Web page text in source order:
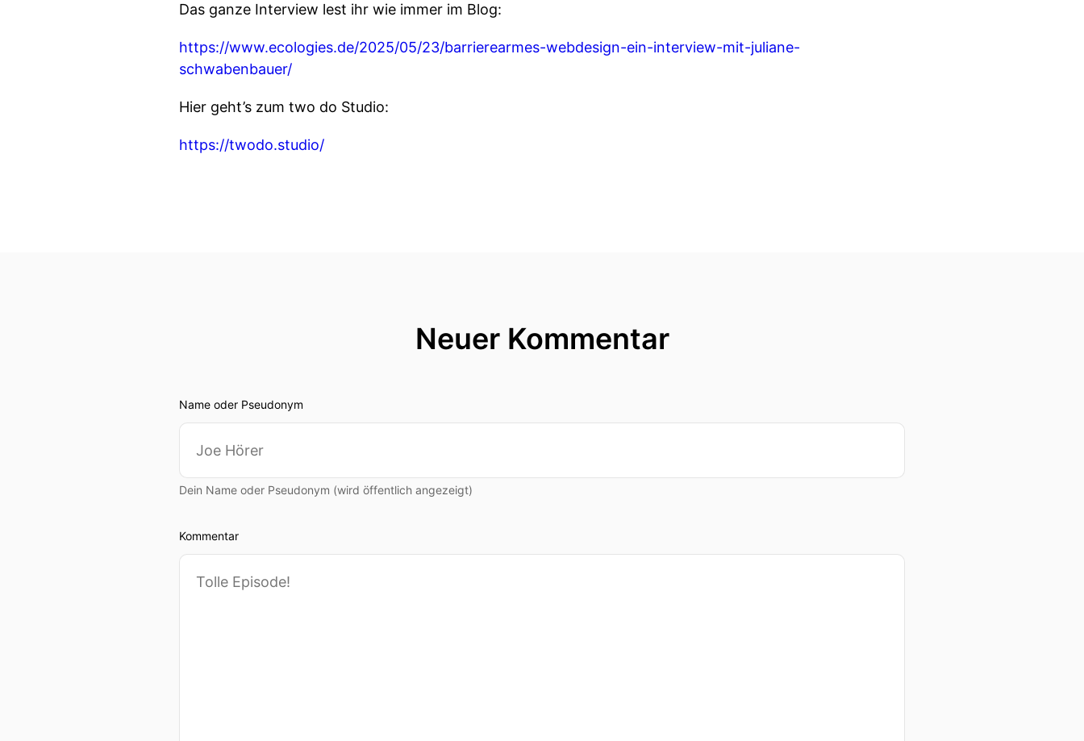
Das ganze Interview lest ihr wie immer im Blog:
https://www.ecologies.de/2025/05/23/barrierearmes-webdesign-ein-interview-mit-juliane-
schwabenbauer/
Hier geht’s zum two do Studio:
https://twodo.studio/
Neuer Kommentar
Name oder Pseudonym
Dein Name oder Pseudonym (wird öffentlich angezeigt)
Kommentar